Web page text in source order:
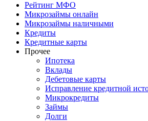
Рейтинг МФО
Микрозаймы онлайн
Микрозаймы наличными
Кредиты
Кредитные карты
Прочее
Ипотека
Вклады
Дебетовые карты
Исправление кредитной
Микрокредиты
Займы
Долги